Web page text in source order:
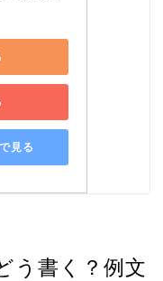
見る
う書く？例文